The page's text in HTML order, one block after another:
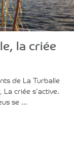
la criée
de La Turballe
criée s’active.
se ...